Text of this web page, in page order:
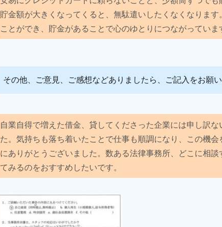
貯金額が大きくなってくると、無駄遣いしたくなくなりま
ことができ、貯金があることで心のゆとりにつながっていま
その他、ご意見、ご感想などありましたら、ご記入をお願い
自業自得で増えた借金、貸してくださった企業には申し訳
た。気持ちも落ち着いたことで仕事も順調になり、この機
にありがとうございました。数ある法律事務所、どこに相
てみるのをおすすめしたいです。